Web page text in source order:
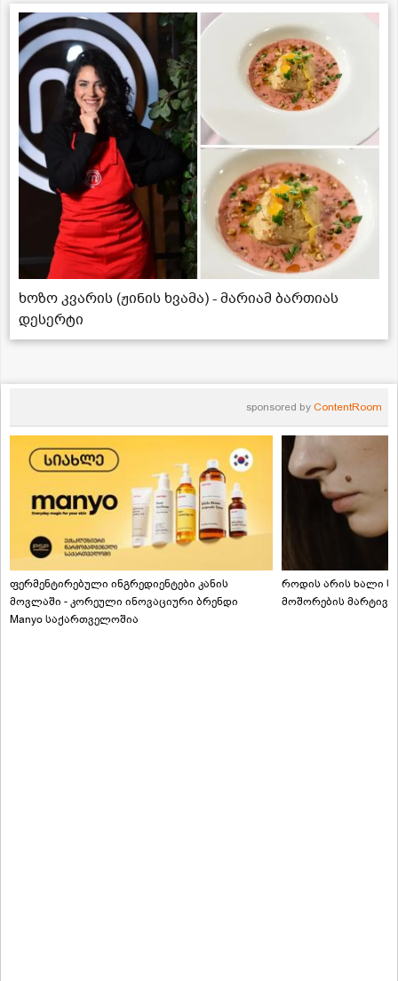
ხოზო კვარის (ჟინის ხვამა) - მარიამ ბართიას
დესერტი
sponsored by ContentRoom
ფერმენტირებული ინგრედიენტები კანის
მოვლაში - კორეული ინოვაციური ბრენდი
Manyo საქართველოშია
როდის არის ხალი
მოშორების